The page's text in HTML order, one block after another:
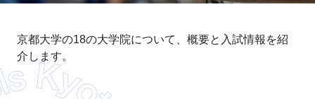
京都大学の18の大学院について、概要と入試情報を紹
介します。